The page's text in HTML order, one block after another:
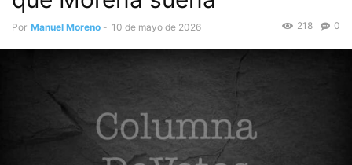
Por Manuel Moreno - 10 de mayo de 2026 0
218